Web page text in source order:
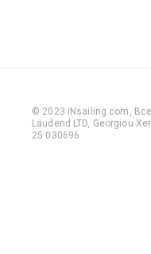
© 2023 iNsailing.com,
Laudend LTD, Georgiou
25 030696